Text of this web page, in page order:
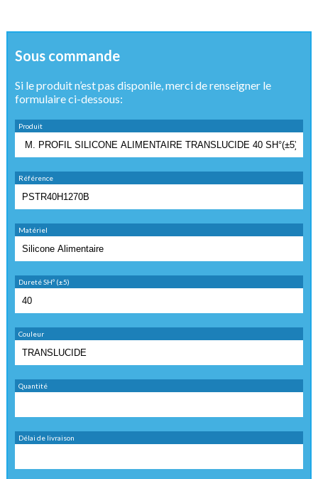
Sous commande
Si le produit n’est pas disponile, merci de renseigner le
formulaire ci-dessous:
Produit
Référence
Matériel
Dureté SHº (±5)
Couleur
Quantité
Délai de livraison